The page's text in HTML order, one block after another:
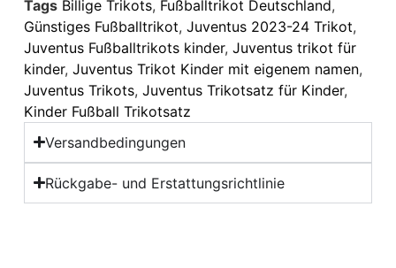
Tags Billige Trikots, Fußballtrikot Deutschland,
Günstiges Fußballtrikot, Juventus 2023-24 Trikot,
Juventus Fußballtrikots kinder, Juventus trikot für
kinder, Juventus Trikot Kinder mit eigenem namen,
Juventus Trikots, Juventus Trikotsatz für Kinder,
Kinder Fußball Trikotsatz
Versandbedingungen
Rückgabe- und Erstattungsrichtlinie